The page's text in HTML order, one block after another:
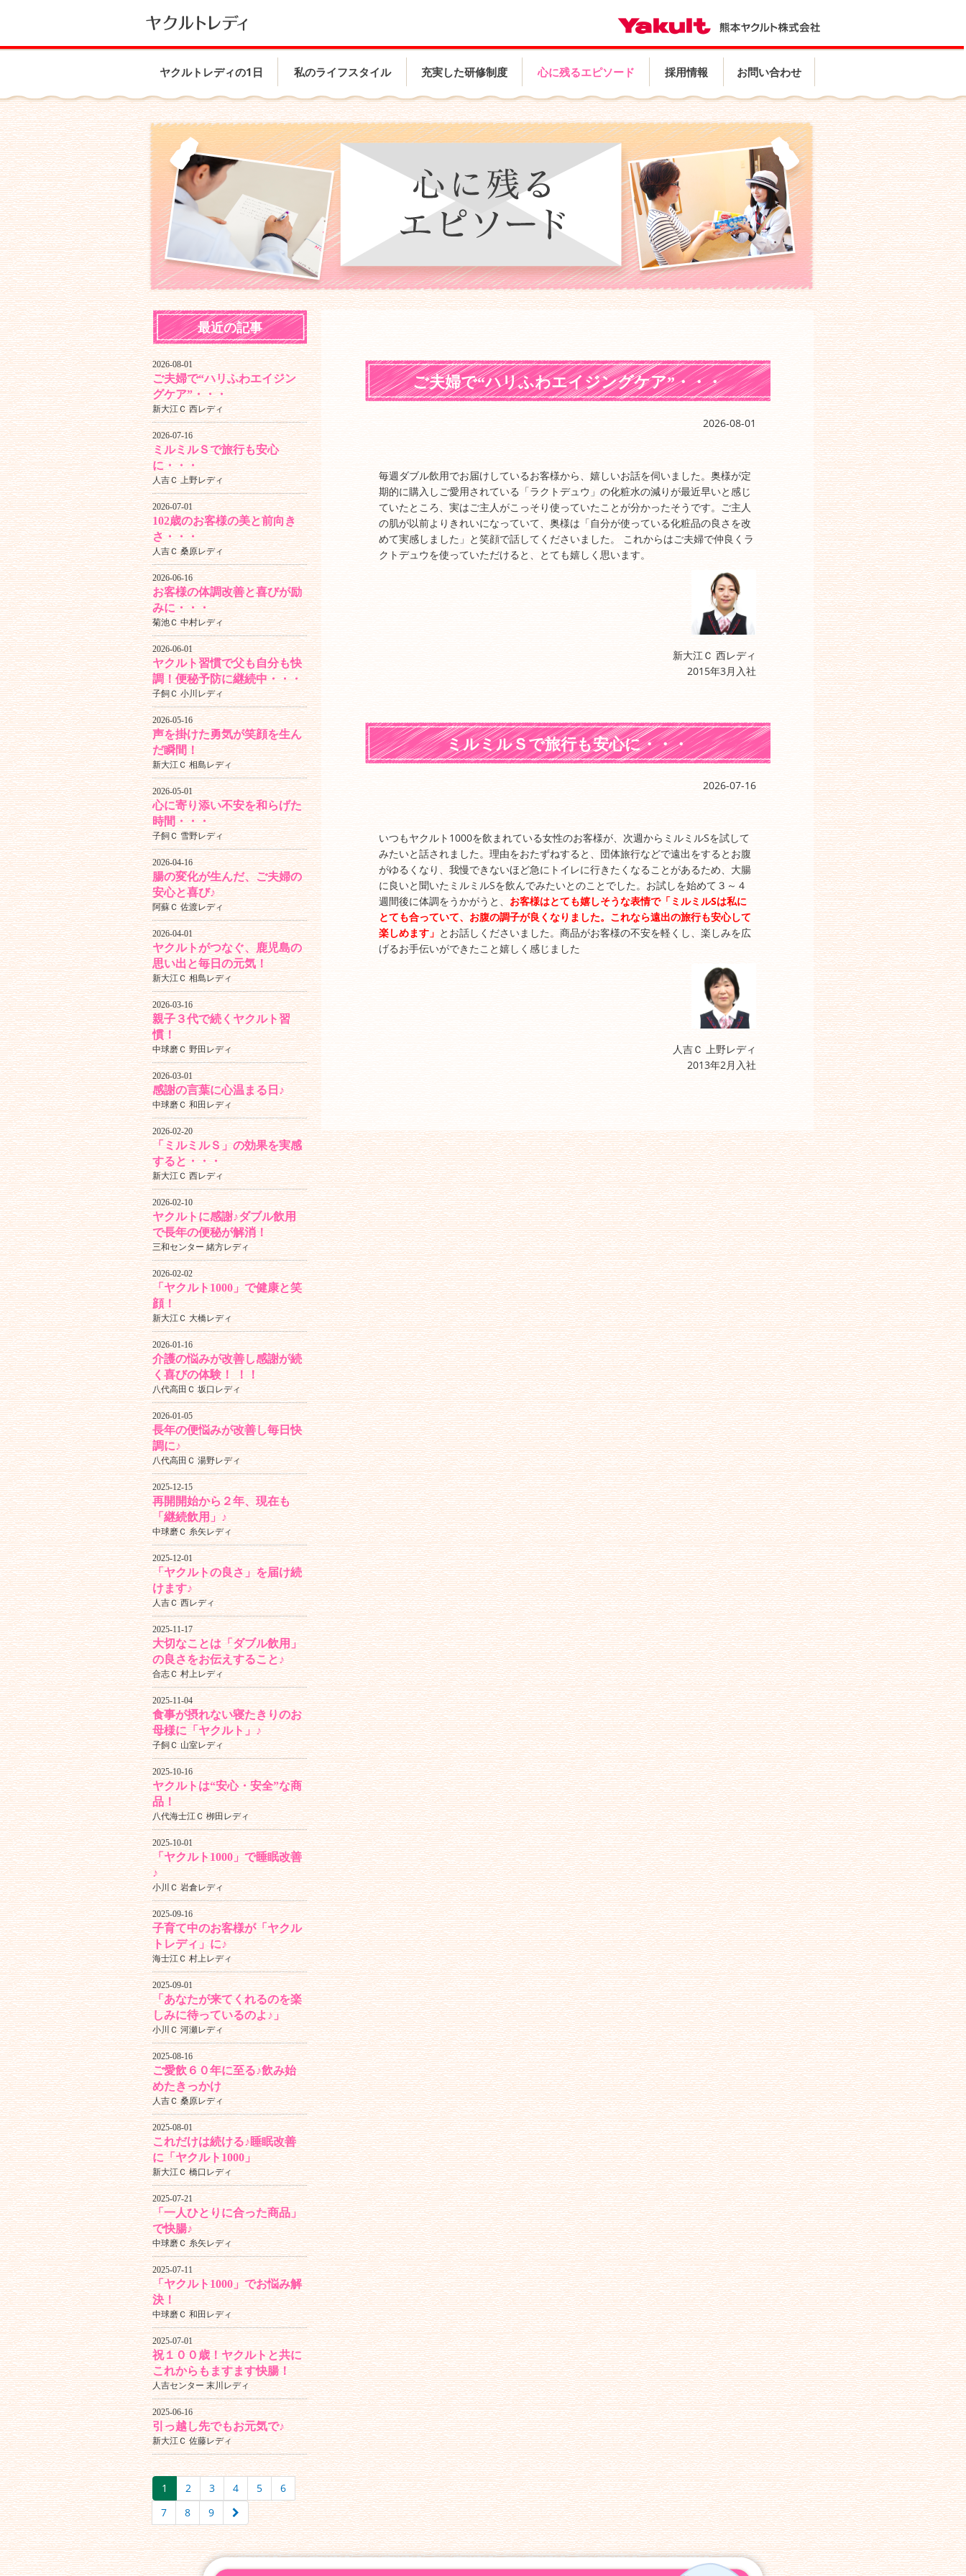
ヤクルトレディの1日 私のライフスタイル 充実した研修制度 心に残るエピソード 採用情報 お問い合わせ
最近の記事
2026-08-01
ご夫婦で“ハリふわエイジン
グケア”・・・
新大江Ｃ 西レディ
2026-07-16
ミルミルＳで旅行も安心
に・・・
人吉Ｃ 上野レディ
2026-07-01
102歳のお客様の美と前向き
さ・・・
人吉Ｃ 桑原レディ
2026-06-16
お客様の体調改善と喜びが励
みに・・・
菊池Ｃ 中村レディ
2026-06-01
ヤクルト習慣で父も自分も快
調！便秘予防に継続中・・・
子飼Ｃ 小川レディ
2026-05-16
声を掛けた勇気が笑顔を生ん
だ瞬間！
新大江Ｃ 相島レディ
2026-05-01
心に寄り添い不安を和らげた
時間・・・
子飼Ｃ 雪野レディ
2026-04-16
腸の変化が生んだ、ご夫婦の
安心と喜び♪
阿蘇Ｃ 佐渡レディ
2026-04-01
ヤクルトがつなぐ、鹿児島の
思い出と毎日の元気！
新大江Ｃ 相島レディ
2026-03-16
親子３代で続くヤクルト習
慣！
中球磨Ｃ 野田レディ
2026-03-01
感謝の言葉に心温まる日♪
中球磨Ｃ 和田レディ
2026-02-20
「ミルミルＳ」の効果を実感
すると・・・
新大江Ｃ 西レディ
2026-02-10
ヤクルトに感謝♪ダブル飲用
で長年の便秘が解消！
三和センター 緒方レディ
2026-02-02
「ヤクルト1000」で健康と笑
顔！
新大江Ｃ 大橋レディ
2026-01-16
介護の悩みが改善し感謝が続
く喜びの体験！ ！！
八代高田Ｃ 坂口レディ
2026-01-05
長年の便悩みが改善し毎日快
調に♪
八代高田Ｃ 湯野レディ
2025-12-15
再開開始から２年、現在も
「継続飲用」♪
中球磨Ｃ 糸矢レディ
2025-12-01
「ヤクルトの良さ」を届け続
けます♪
人吉Ｃ 西レディ
2025-11-17
大切なことは「ダブル飲用」
の良さをお伝えすること♪
合志Ｃ 村上レディ
2025-11-04
食事が摂れない寝たきりのお
母様に「ヤクルト」♪
子飼Ｃ 山室レディ
2025-10-16
ヤクルトは“安心・安全”な商
品！
八代海士江Ｃ 栁田レディ
2025-10-01
「ヤクルト1000」で睡眠改善
♪
小川Ｃ 岩倉レディ
2025-09-16
子育て中のお客様が「ヤクル
トレディ」に♪
海士江Ｃ 村上レディ
2025-09-01
「あなたが来てくれるのを楽
しみに待っているのよ♪」
小川Ｃ 河瀬レディ
2025-08-16
ご愛飲６０年に至る♪飲み始
めたきっかけ
人吉Ｃ 桑原レディ
2025-08-01
これだけは続ける♪睡眠改善
に「ヤクルト1000」
新大江Ｃ 橋口レディ
2025-07-21
「一人ひとりに合った商品」
で快腸♪
中球磨Ｃ 糸矢レディ
2025-07-11
「ヤクルト1000」でお悩み解
決！
中球磨Ｃ 和田レディ
2025-07-01
祝１００歳！ヤクルトと共に
これからもますます快腸！
人吉センター 末川レディ
2025-06-16
引っ越し先でもお元気で♪
新大江Ｃ 佐藤レディ
1 2 3 4 5
6
7
8 9
ご夫婦で“ハリふわエイジングケア”・・・
2026-08-01
毎週ダブル飲用でお届けしているお客様から、嬉しいお話を伺いました。奥様が定
期的に購入しご愛用されている「ラクトデュウ」の化粧水の減りが最近早いと感じ
ていたところ、実はご主人がこっそり使っていたことが分かったそうです。ご主人
の肌が以前よりきれいになっていて、奥様は「自分が使っている化粧品の良さを改
めて実感しました」と笑顔で話してくださいました。 これからはご夫婦で仲良くラ
クトデュウを使っていただけると、とても嬉しく思います。
新大江Ｃ 西レディ
2015年3月入社
ミルミルＳで旅行も安心に・・・
2026-07-16
いつもヤクルト1000を飲まれている女性のお客様が、次週からミルミルSを試して
みたいと話されました。理由をおたずねすると、団体旅行などで遠出をするとお腹
がゆるくなり、我慢できないほど急にトイレに行きたくなることがあるため、大腸
に良いと聞いたミルミルSを飲んでみたいとのことでした。お試しを始めて３～４
週間後に体調をうかがうと、 お客様はとても嬉しそうな表情で「ミルミルSは私に
とても合っていて、お腹の調子が良くなりました。これなら遠出の旅行も安心して
楽しめます」 とお話しくださいました。商品がお客様の不安を軽くし、楽しみを広
げるお手伝いができたこと嬉しく感じました
人吉Ｃ 上野レディ
2013年2月入社